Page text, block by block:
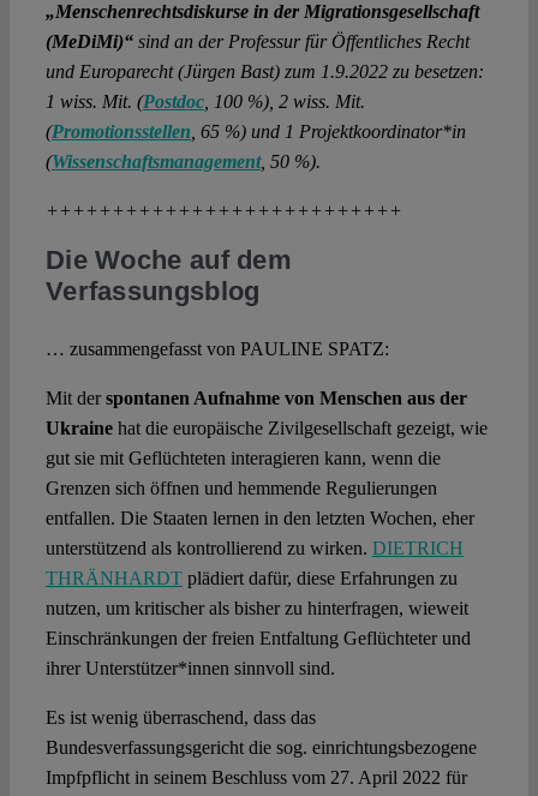
„Menschenrechtsdiskurse in der Migrationsgesellschaft
(MeDiMi)“sind an der Professur für Öffentliches Recht
und Europarecht (Jürgen Bast) zum 1.9.2022 zu besetzen:
1 wiss. Mit. (Postdoc, 100 %), 2 wiss. Mit.
(Promotionsstellen , 65 %) und 1 Projektkoordinator*in
(Wissenschaftsmanagement, 50 %).
+++++++++++++++++++++++++++
Die Woche auf dem
Verfassungsblog
… zusammengefasst von PAULINE SPATZ:
Mit derspontanen Aufnahme von Menschen aus der
Ukrainehat die europäische Zivilgesellschaft gezeigt, wie
gut sie mit Geflüchteten interagieren kann, wenn die
Grenzen sich öffnen und hemmende Regulierungen
entfallen. Die Staaten lernen in den letzten Wochen, eher
unterstützend als kontrollierend zu wirken. DIETRICH
THRÄNHARDTplädiert dafür, diese Erfahrungen zu
nutzen, um kritischer als bisher zu hinterfragen, wieweit
Einschränkungen der freien Entfaltung Geflüchteter und
ihrer Unterstützer*innen sinnvoll sind.
Es ist wenig überraschend, dass das
Bundesverfassungsgericht die sog. einrichtungsbezogene
Impfpflicht in seinem Beschluss vom 27. April 2022 für